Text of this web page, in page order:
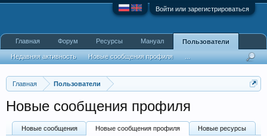
Войти или зарегистрироваться
Главная Пользователи
Новые сообщения профиля
Новые сообщения Новые сообщения профиля Новые ресурсы
Главная Форум Ресурсы Мануал Пользователи
Недавняя активность Новые сообщения профиля